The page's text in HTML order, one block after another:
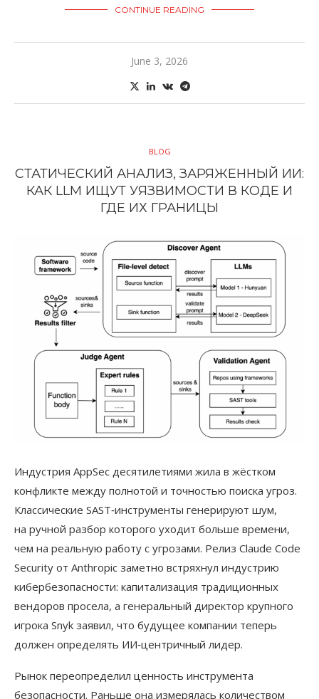
CONTINUE READING
June 3, 2026
BLOG
СТАТИЧЕСКИЙ АНАЛИЗ, ЗАРЯЖЕННЫЙ ИИ:
КАК LLM ИЩУТ УЯЗВИМОСТИ В КОДЕ И
ГДЕ ИХ ГРАНИЦЫ
Индустрия AppSec десятилетиями жила в жёстком
конфликте между полнотой и точностью поиска угроз.
Классические SAST‑инструменты генерируют шум,
на ручной разбор которого уходит больше времени,
чем на реальную работу с угрозами. Релиз Claude Code
Security от Anthropic заметно встряхнул индустрию
кибербезопасности: капитализация традиционных
вендоров просела, а генеральный директор крупного
игрока Snyk заявил, что будущее компании теперь
должен определять ИИ‑центричный лидер.
Рынок переопределил ценность инструмента
безопасности. Раньше она измерялась количеством